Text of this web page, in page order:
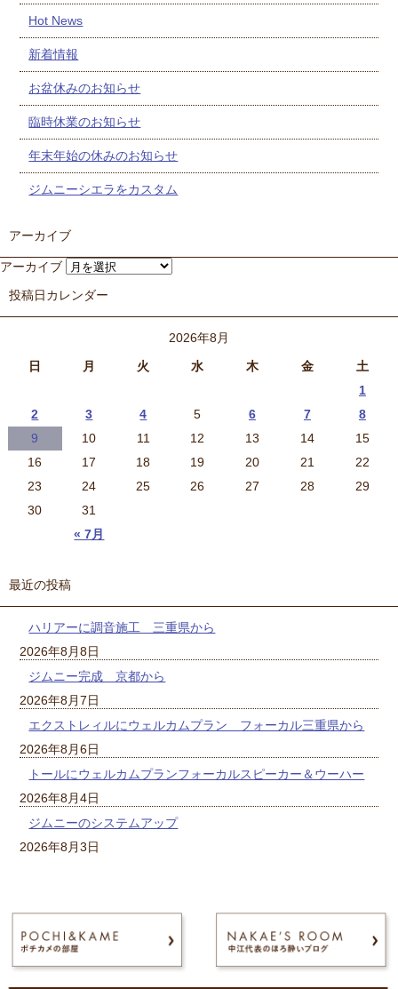
Hot News
新着情報
お盆休みのお知らせ
臨時休業のお知らせ
年末年始の休みのお知らせ
ジムニーシエラをカスタム
アーカイブ
アーカイブ
投稿日カレンダー
2026年8月
日
月 火 水 木 金 土
« 7月
1
2
3 4 5 6 7
8
9
10 11 12 13 14
15
16
17 18 19 20 21
22
23
24 25 26 27 28
29
30
31
最近の投稿
ハリアーに調音施工 三重県から
2026年8月8日
ジムニー完成 京都から
2026年8月7日
エクストレィルにウェルカムプラン フォーカル三重県から
2026年8月6日
トールにウェルカムプランフォーカルスピーカー＆ウーハー
2026年8月4日
ジムニーのシステムアップ
2026年8月3日